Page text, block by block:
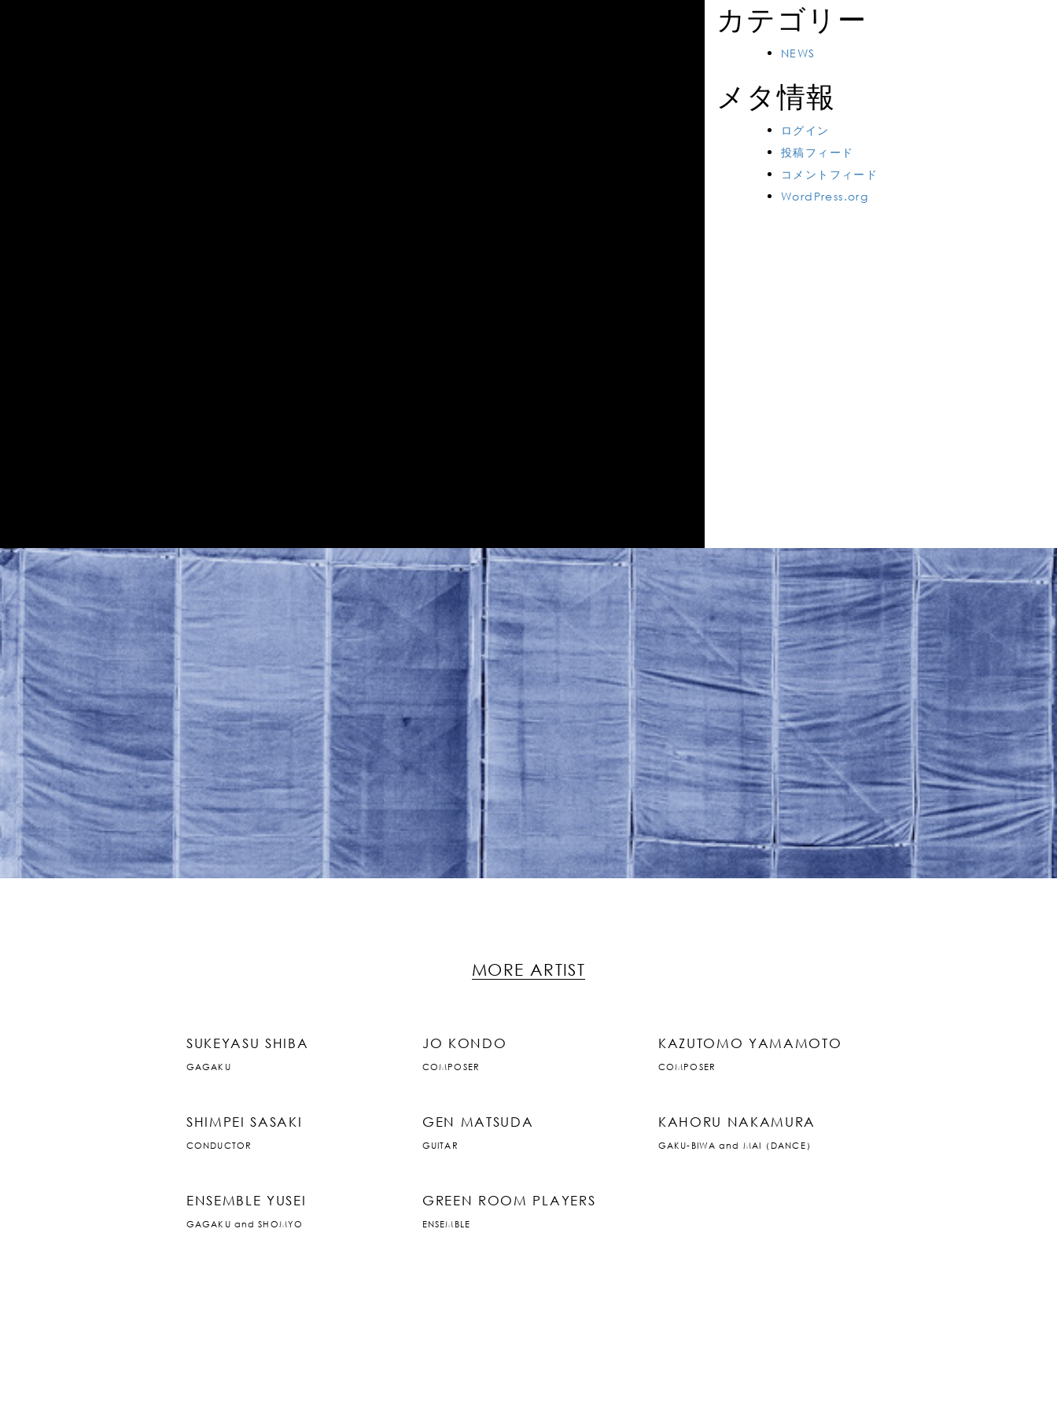
カテゴリー
NEWS
メタ情報
ログイン
投稿フィード
コメントフィード
WordPress.org
MORE ARTIST
SUKEYASU SHIBA
GAGAKU
JO KONDO
COMPOSER
KAZUTOMO YAMAMOTO
COMPOSER
SHIMPEI SASAKI
CONDUCTOR
GEN MATSUDA
GUITAR
KAHORU NAKAMURA
GAKU-BIWA and MAI（DANCE）
ENSEMBLE YUSEI
GAGAKU and SHOMYO
GREEN ROOM PLAYERS
ENSEMBLE